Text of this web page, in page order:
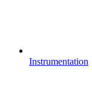
Instrumentation